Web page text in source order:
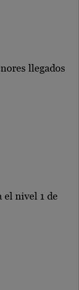
llegados
el nivel 1 de